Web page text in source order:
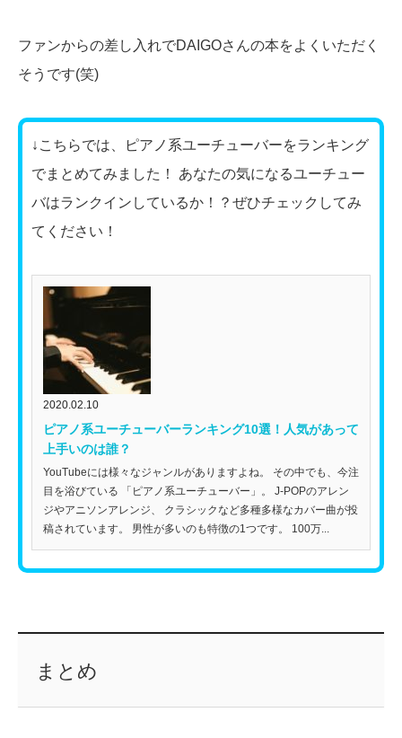
ファンからの差し入れでDAIGOさんの本をよくいただく
そうです(笑)
↓こちらでは、ピアノ系ユーチューバーをランキング
でまとめてみました！ あなたの気になるユーチュー
バはランクインしているか！？ぜひチェックしてみ
てください！
2020.02.10
ピアノ系ユーチューバーランキング10選！人気があって
上手いのは誰？
YouTubeには様々なジャンルがありますよね。 その中でも、今注
目を浴びている 「ピアノ系ユーチューバー」。 J-POPのアレン
ジやアニソンアレンジ、 クラシックなど多種多様なカバー曲が投
稿されています。 男性が多いのも特徴の1つです。 100万...
まとめ